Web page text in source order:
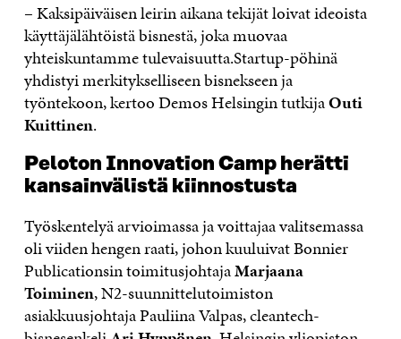
– Kaksipäiväisen leirin aikana tekijät loivat ideoista
käyttäjälähtöistä bisnestä, joka muovaa
yhteiskuntamme tulevaisuutta.Startup-pöhinä
yhdistyi merkitykselliseen bisnekseen ja
työntekoon, kertoo Demos Helsingin tutkijaOuti
Kuittinen.
Peloton Innovation Camp herätti
kansainvälistä kiinnostusta
Työskentelyä arvioimassa ja voittajaa valitsemassa
oli viiden hengen raati, johon kuuluivat Bonnier
Publicationsin toimitusjohtajaMarjaana
Toiminen, N2-suunnittelutoimiston
asiakkuusjohtaja Pauliina Valpas, cleantech-